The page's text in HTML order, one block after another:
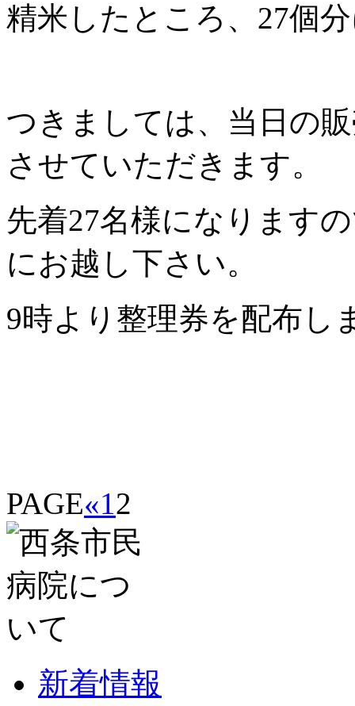
精米したところ、27個
つきましては、当日の
させていただきます。
先着27名様になります
にお越し下さい。
9時より整理券を配布し
PAGE«12
新着情報